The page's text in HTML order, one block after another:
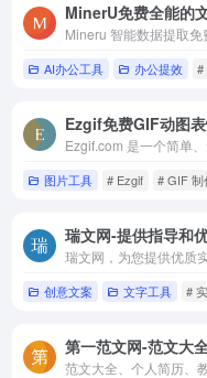
MinerU免费全能的
AI办公工具 办公提效 #
Ezgif免费GIF动图
图片工具 # Ezgif # GIF 制
瑞文网-提供指导和
创意文案 文字工具 #
第一范文网-范文大